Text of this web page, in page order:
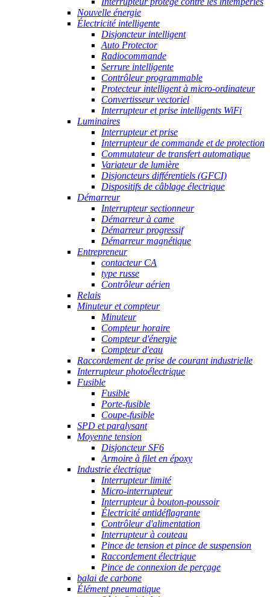
Nouvelle énergie
Électricité intelligente
Disjoncteur intelligent
Auto Protector
Radiocommande
Serrure intelligente
Contrôleur programmable
Protecteur intelligent à micro-ordinateur
Convertisseur vectoriel
Interrupteur et prise intelligents WiFi
Luminaires
Interrupteur et prise
Interrupteur de commande et de protection
Commutateur de transfert automatique
Variateur de lumière
Disjoncteurs différentiels (GFCI)
Dispositifs de câblage électrique
Démarreur
Interrupteur sectionneur
Démarreur à came
Démarreur progressif
Démarreur magnétique
Entrepreneur
contacteur CA
type russe
Contrôleur aérien
Relais
Minuteur et compteur
Minuteur
Compteur horaire
Compteur d'énergie
Compteur d'eau
Raccordement de prise de courant industrielle
Interrupteur photoélectrique
Fusible
Fusible
Porte-fusible
Coupe-fusible
SPD et paralysant
Moyenne tension
Disjoncteur SF6
Armoire à filet en époxy
Industrie électrique
Interrupteur limité
Micro-interrupteur
Interrupteur à bouton-poussoir
Électricité antidéflagrante
Contrôleur d'alimentation
Interrupteur à couteau
Pince de tension et pince de suspension
Raccordement électrique
Pince de connexion de perçage
balai de carbone
Élément pneumatique